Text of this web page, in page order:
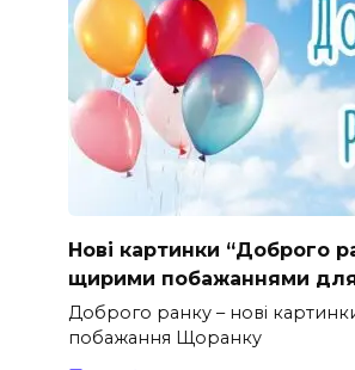
Нові картинки “Доброго
щирими побажаннями
Доброго ранку – нові
побажання Щоранку